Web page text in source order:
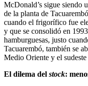
McDonald’s sigue siendo
de la planta de
cuando el frigorífico fue
y que se consolidó en
hamburguesas, justo
Tacuarembó, también se
Medio Oriente y el sudeste
El dilema del stock: